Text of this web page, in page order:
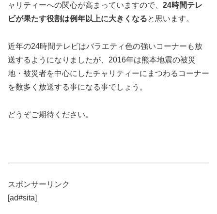
ャリティーへの関心が高まっていますので、 24時間テレ
ビが果たす役割は例年以上に大きくなると思います。
近年の24時間テレビはバラエティ色の強いコーナーも放
送するようになりましたが、2016年は熊本地震の被災
地・被災者を中心にしたチャリティーにまつわるコーナー
を数多く放送する事になる事でしょう。
どうぞご期待ください。
スポンサーリンク
[ad#sita]